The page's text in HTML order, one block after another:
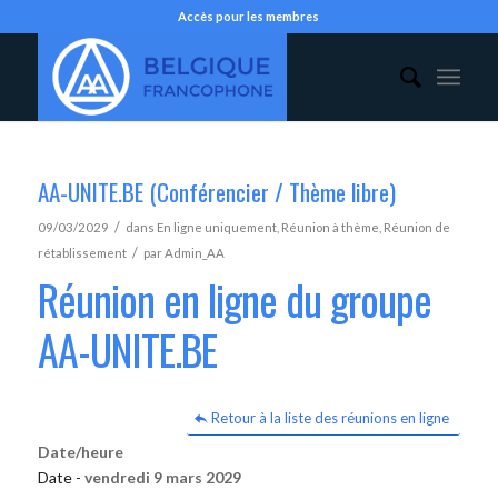
Accès pour les membres
AA-UNITE.BE (Conférencier / Thème libre)
09/03/2029 / dans En ligne uniquement, Réunion à thème Réunion de
rétablissement / parAdmin_AA
Réunion en ligne du groupe
AA-UNITE.BE
Retour à la liste des réunions en ligne
Date/heure
Date - vendredi 9 mars 2029